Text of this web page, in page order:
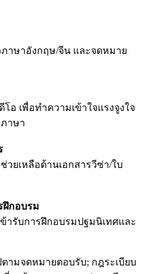
าษาอังกฤษ/จีน และจดหมาย
อ เพื่อทำความเข้าใจแรงจูงใจ
าษา
วยเหลือด้านเอกสารวีซ่า/ใบ
ฝึกอบรม
ารับการฝึกอบรมปฐมนิเทศและ
ามจดหมายตอบรับ; กฎระเบียบ